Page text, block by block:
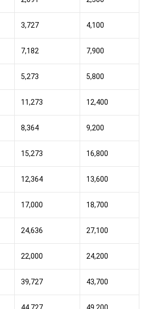
3,727 4,100
7,182 7,900
5,273 5,800
11,273 12,400
8,364 9,200
15,273 16,800
12,364 13,600
17,000 18,700
24,636 27,100
22,000 24,200
39,727 43,700
44,727 49,200